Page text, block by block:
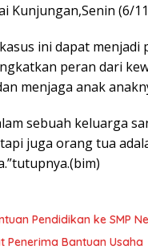
Kunjungan,Senin (6/
ini dapat
peran dari
menjaga anak
sebuah keluarga
juga orang tua
Pendidikan ke SMP
Penerima Bantuan Usaha